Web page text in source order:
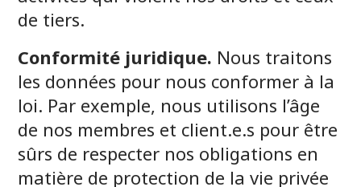
de tiers.
Conformité juridique. Nous traitons
les données pour nous conformer à la
loi. Par exemple, nous utilisons l’âge
de nos membres et client.e.s pour être
sûrs de respecter nos obligations en
matière de protection de la vie privée